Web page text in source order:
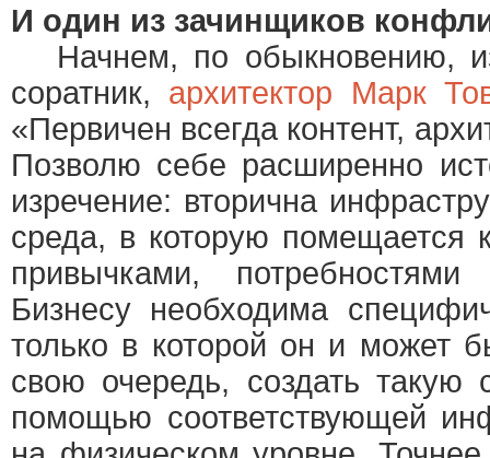
И один из зачинщиков
Начнем, по обыкновению,
соратник, архитектор Марк
«Первичен всегда контент,
Позволю себе расширенно
изречение: вторична
среда, в которую
привычками,
Бизнесу необходима
только в которой он и может
свою очередь, создать
помощью соответствующей